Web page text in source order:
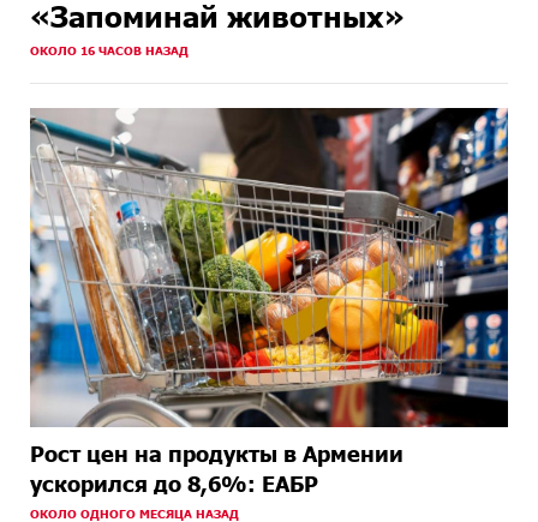
«Запоминай животных»
ОКОЛО 16 ЧАСОВ НАЗАД
Рост цен на продукты в Армении
ускорился до 8,6%: ЕАБР
ОКОЛО ОДНОГО МЕСЯЦА НАЗАД